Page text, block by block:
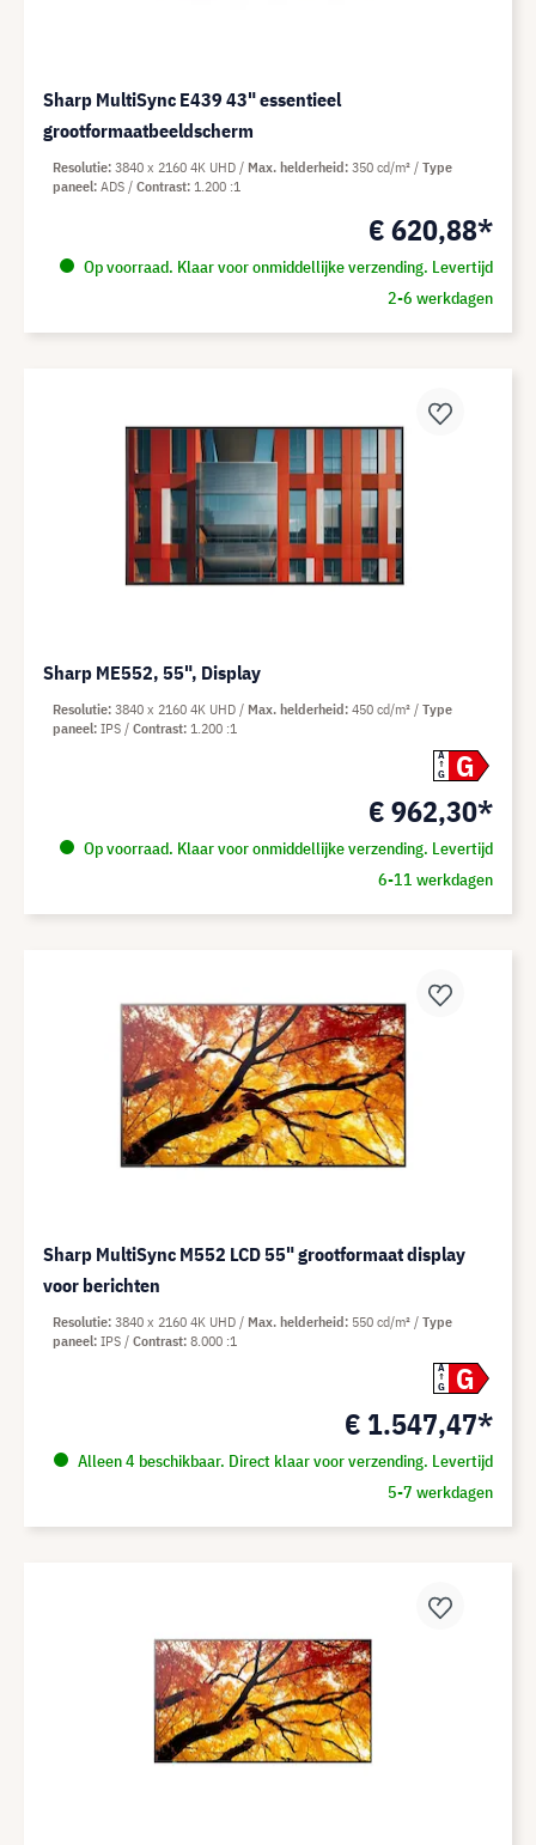
Sharp MultiSync E439 43" essentieel
grootformaatbeeldscherm
€ 620,88*
Op voorraad. Klaar voor onmiddellijke verzending. Levertijd
2-6 werkdagen
Resolutie 3840 x 2160 4K UHD Max. helderheid 350 cd/m²
Type
paneel ADS Contrast 1.200 :1
Sharp ME552, 55", Display
A
G
G
€ 962,30*
Op voorraad. Klaar voor onmiddellijke verzending. Levertijd
6-11 werkdagen
Resolutie 3840 x 2160 4K UHD Max. helderheid 450 cd/m²
Type
paneel IPS Contrast 1.200 :1
Sharp MultiSync M552 LCD 55" grootformaat display
voor berichten
A
G
G
€ 1.547,47*
Alleen 4 beschikbaar. Direct klaar voor verzending. Levertijd
5-7 werkdagen
Resolutie 3840 x 2160 4K UHD Max. helderheid 550 cd/m²
Type
paneel IPS Contrast 8.000 :1